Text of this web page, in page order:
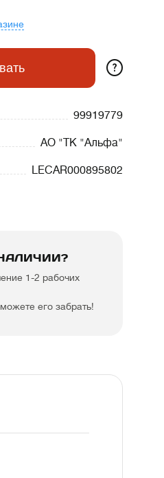
?
99919779
АО "ТК "Альфа"
LECAR000895802
1-2 рабочих
его забрать!